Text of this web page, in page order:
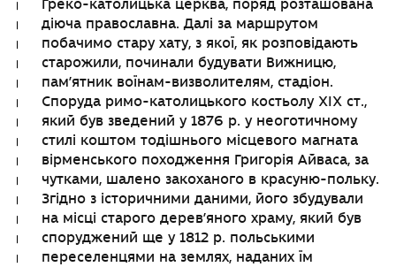
Греко-католицька церква, поряд розташована
діюча православна. Далі за маршрутом
побачимо стару хату, з якої, як розповідають
старожили, починали будувати Вижницю,
пам’ятник воїнам-визволителям, стадіон.
Споруда римо-католицького костьолу ХІХ ст.,
який був зведений у 1876 р. у неоготичному
стилі коштом тодішнього місцевого магната
вірменського походження Григорія Айваса, за
чутками, шалено закоханого в красуню-польку.
Згідно з історичними даними, його збудували
на місці старого дерев’яного храму, який був
споруджений ще у 1812 р. польськими
переселенцями на землях, наданих їм